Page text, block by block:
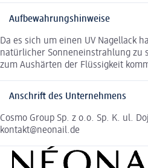
Aufbewahrungshinweise
Da es sich um einen UV Nagellack
natürlicher Sonneneinstrahlung zu
zum Aushärten der Flüssigkeit
Anschrift des Unternehmens
Cosmo Group Sp. z o.o. Sp. K. ul.
kontakt@neonail.de